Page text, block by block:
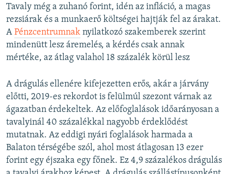
Tavaly még a zuhanó forint, idén az infláció, a magas
rezsiárak és a munkaerő költségei hajtják fel az árakat.
A Pénzcentrumnak nyilatkozó szakemberek szerint
mindenütt lesz áremelés, a kérdés csak annak
mértéke, az átlag valahol 18 százalék körül lesz
A drágulás ellenére kifejezetten erős, akár a járvány
előtti, 2019-es rekordot is felülmúl szezont várnak az
ágazatban érdekeltek. Az előfoglalások időarányosan a
tavalyinál 40 százalékkal nagyobb érdeklődést
mutatnak. Az eddigi nyári foglalások harmada a
Balaton térségébe szól, ahol most átlagosan 13 ezer
forint egy éjszaka egy főnek. Ez 4,9 százalékos drágulás